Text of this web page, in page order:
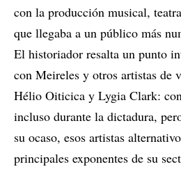
con la producción musical,
que llegaba a un público más
El historiador resalta un punto
con Meireles y otros artistas de
Hélio Oiticica y Lygia Clark:
incluso durante la dictadura,
su ocaso, esos artistas
principales exponentes de su